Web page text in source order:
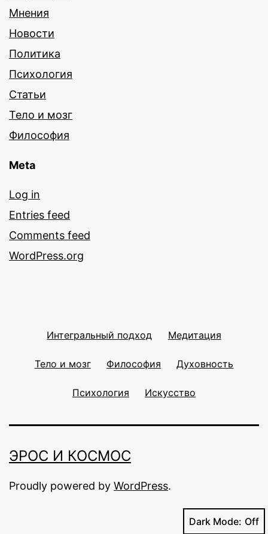
Мнения
Новости
Политика
Психология
Статьи
Тело и мозг
Философия
Meta
Log in
Entries feed
Comments feed
WordPress.org
Интегральный подход Медитация
Тело и мозг Философия Духовность
Психология Искусство
ЭРОС И КОСМОС
Proudly powered by WordPress.
Dark Mode: